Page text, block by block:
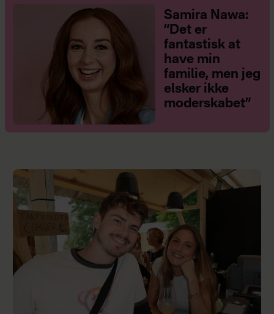
Samira Nawa:
”Det er
fantastisk at
have min
familie, men jeg
elsker ikke
moderskabet”